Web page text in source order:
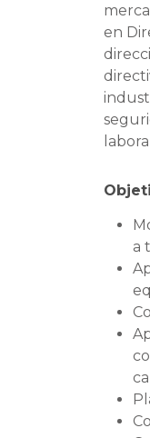
en
a